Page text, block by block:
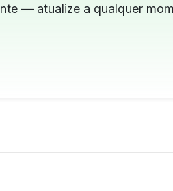
— atualize a qualquer